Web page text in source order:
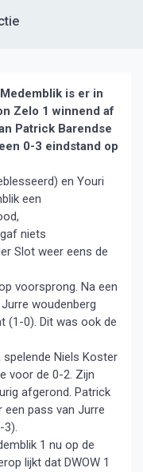
is er in
Zelo 1 winnend af
Patrick Barendse
0-3 eindstand op
en Youri
een
niets
Slot weer eens de
voorsprong. Na een
woudenberg
(1-0). Dit was ook de
Niels Koster
voor de 0-2. Zijn
afgerond. Patrick
pass van Jurre
3).
1 nu op de
lijkt dat DWOW 1